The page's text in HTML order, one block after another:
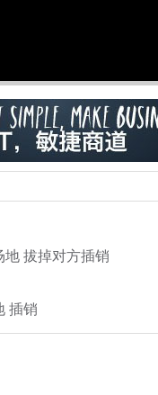
拔掉对方插销
插销